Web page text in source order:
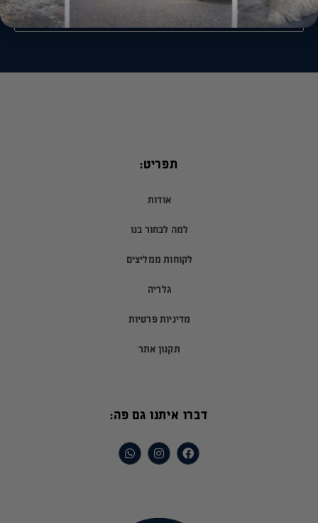
תפריט:
אודות
למה לבחור בנו
לקוחות ממליצים
גלריה
מדיניות פרטיות
תקנון אתר
דברו איתנו גם פה: